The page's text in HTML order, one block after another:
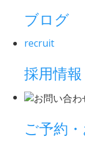
ブログ
recruit
採用情報
ご予約